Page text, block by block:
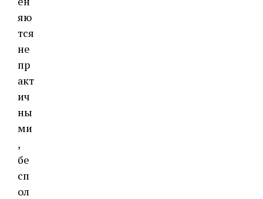
яю
тся
не
пр
акт
ич
ны
ми
,
бе
сп
ол